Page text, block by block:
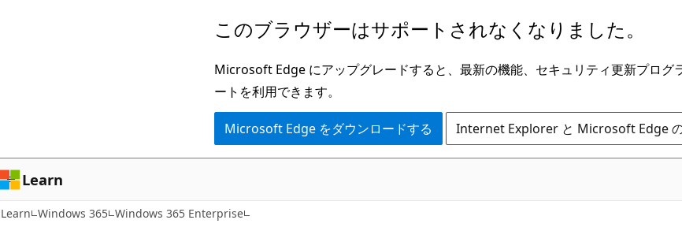
ン
ツ
に
ス
このブラウザーはサポートされなくなりました。
Microsoft Edge にアップグレードすると、最新の機能、セキュリティ更新プログ
ートを利用できます。
Microsoft Edge をダウンロードする Internet Explorer と Microsoft Edge
Learn
Learn Windows 365 Windows 365 Enterprise